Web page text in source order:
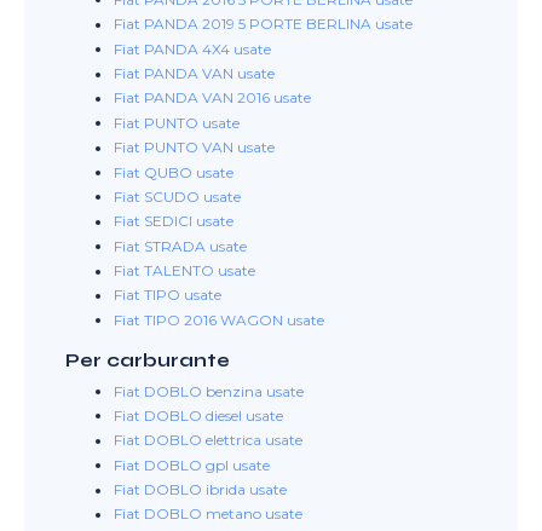
Fiat PANDA 2019 5 PORTE BERLINA usate
Fiat PANDA 4X4 usate
Fiat PANDA VAN usate
Fiat PANDA VAN 2016 usate
Fiat PUNTO usate
Fiat PUNTO VAN usate
Fiat QUBO usate
Fiat SCUDO usate
Fiat SEDICI usate
Fiat STRADA usate
Fiat TALENTO usate
Fiat TIPO usate
Fiat TIPO 2016 WAGON usate
Per carburante
Fiat DOBLO benzina usate
Fiat DOBLO diesel usate
Fiat DOBLO elettrica usate
Fiat DOBLO gpl usate
Fiat DOBLO ibrida usate
Fiat DOBLO metano usate